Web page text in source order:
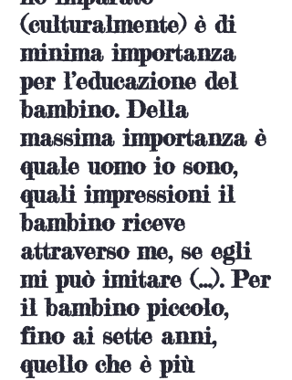
(culturalmente) è di
minima importanza
per l’educazione del
bambino. Della
massima importanza è
quale uomo io sono,
quali impressioni il
bambino riceve
attraverso me, se egli
mi può imitare (…). Per
il bambino piccolo,
fino ai sette anni,
quello che è più